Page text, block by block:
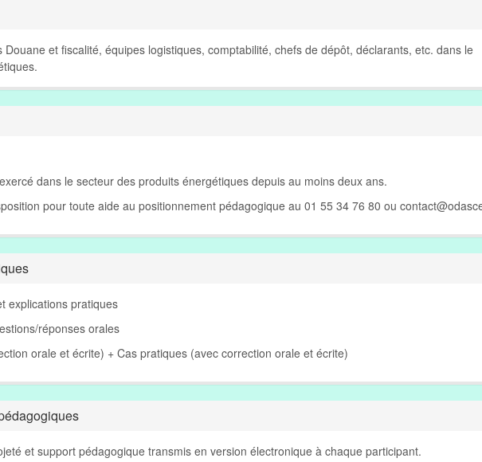
et fiscalité, équipes logistiques, comptabilité, chefs de dépôt, déclarants, etc. dans le
dans le secteur des produits énergétiques depuis au moins deux ans.
pour toute aide au positionnement pédagogique au 01 55 34 76 80 ou
explications pratiques
réponses orales
orale et écrite) + Cas pratiques (avec correction orale et écrite)
et support pédagogique transmis en version électronique à chaque participant.